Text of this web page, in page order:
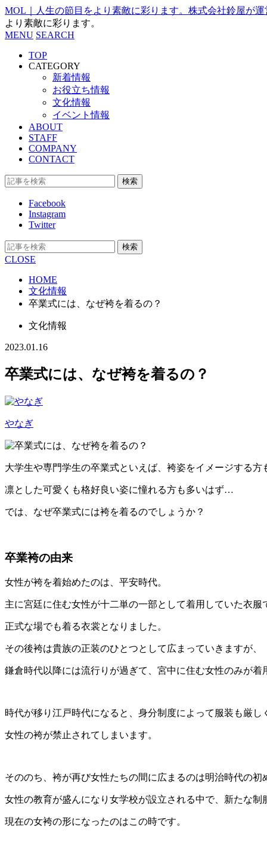
MOL｜人生の節目をより素敵に彩ります。株式会社鈴屋が
より素敵に彩ります。
MENU SEARCH
TOP
CATEGORY
新着情報
お役立ち情報
文化情報
イベント情報
ABOUT
STAFF
COMPANY
CONTACT
検索
Facebook
Instagram
Twitter
検索
CLOSE
HOME
文化情報
卒業式には、なぜ袴を着るの？
文化情報
2023.01.16
卒業式には、なぜ袴を着るの？
やなぎ
大学生や専門学生の卒業式といえば、袴姿をイメージする方
凛とした可愛くも格好良い姿に憧れる方も多いはず…
では、なぜ卒業式には袴を着るのでしょうか？
卒業袴の由来
女性が袴を着始めたのは、平安時代。
主に宮廷に住む女性が十二単の一部として着用していた衣服
正式な場でも着る衣裳となりました。
その後袴は貴族の正装のひとつとして広まっていきますが、
鎌倉時代以降には流行りが過ぎて、宮中に住む女性のみが着
時代が移り江戸時代になると、身分制度によって服装も厳し
女性の袴が禁止されてしまいます。
そののち、袴が再び女性たちの間に広まるのは明治時代の初
女性の教育が盛んになり女学校が設立される中で、新たな制
現在の女袴の形になったのはこの時です。